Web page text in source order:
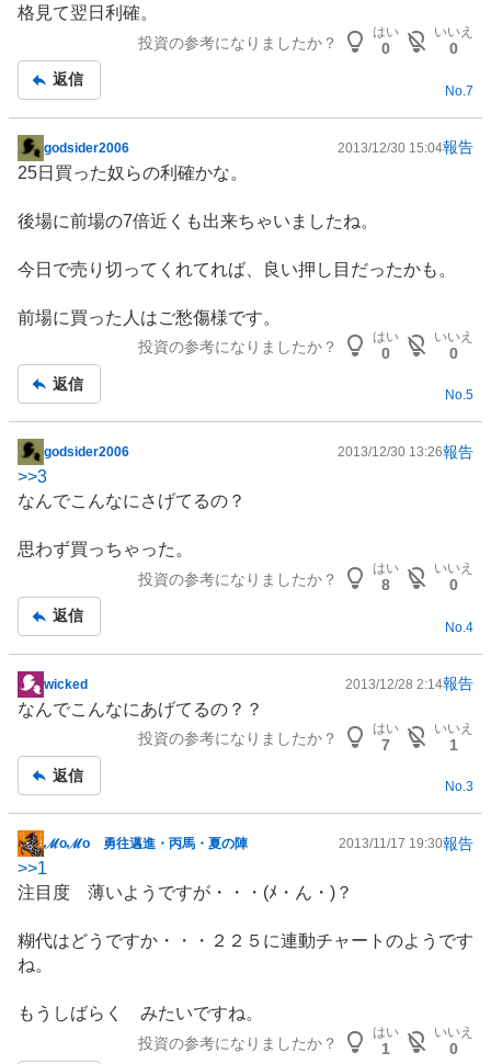
格見て翌日利確。
投資の参考になりましたか？
はい
0
いいえ
0
返信
No. 7
掲
示
記
godsider2006 2013/12/30 15:04報告
25日買った奴らの利確かな。
後場に前場の7倍近くも出来ちゃいましたね。
今日で売り切ってくれてれば、良い押し目だったかも。
前場に買った人はご愁傷様です。
投資の参考になりましたか？
はい
0
いいえ
0
返信
No.5
掲
示
板
事
godsider2006 2013/12/30 13:26報告
>>3
なんでこんなにさげてるの？
思わず買っちゃった。
投資の参考になりましたか？
はい
8
いいえ
0
返信
No. 4
掲
示
事
wicked 2013/12/28 2:14報告
なんでこんなにあげてるの？？
投資の参考になりましたか？
はい
7
いいえ
1
返信
No.3
掲
示
板
事
ℳoℳo 勇往邁進・丙馬・夏の陣 2013/11/17 19:30報告
>>1
注目度 薄いようですが・・・(ﾒ・ん・)？
糊代はどうですか・・・２２５に連動チャートのようです
ね。
もうしばらく みたいですね。
投資の参考になりましたか？
はい
1
いいえ
0